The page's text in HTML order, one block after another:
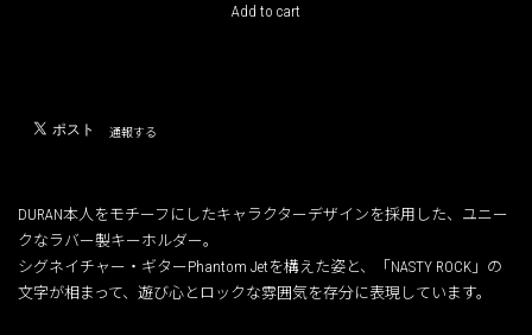
Add to cart
通報する
DURAN本人をモチーフにしたキャラクターデザインを採用した、ユニー
クなラバー製キーホルダー。
シグネイチャー・ギターPhantom Jetを構えた姿と、「NASTY ROCK」の
文字が相まって、遊び心とロックな雰囲気を存分に表現しています。